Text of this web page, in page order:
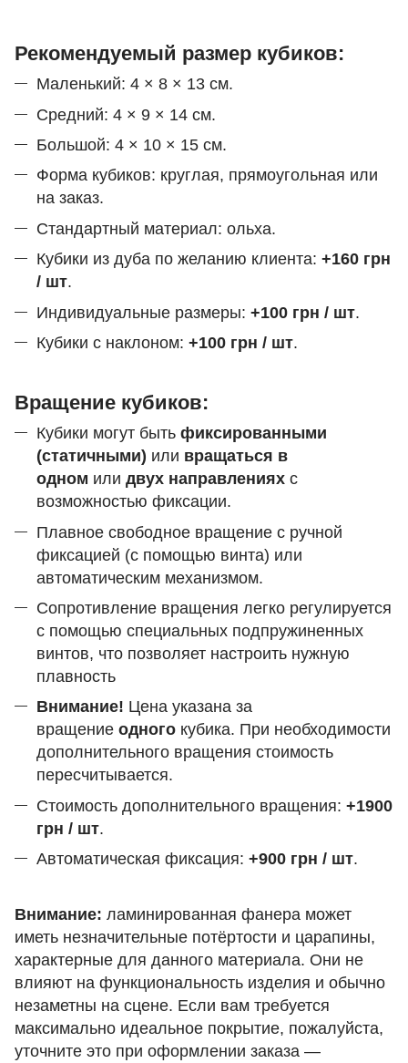
Рекомендуемый размер кубиков:
Маленький: 4 × 8 × 13 см.
Средний: 4 × 9 × 14 см.
Большой: 4 × 10 × 15 см.
Форма кубиков: круглая, прямоугольная или
на заказ.
Стандартный материал: ольха.
Кубики из дуба по желанию клиента: +160 грн
/ шт.
Индивидуальные размеры: +100 грн / шт.
Кубики с наклоном: +100 грн / шт.
Вращение кубиков:
Кубики могут быть фиксированными
(статичными) или вращаться в
одном или двух направлениях с
возможностью фиксации.
Плавное свободное вращение с ручной
фиксацией (с помощью винта) или
автоматическим механизмом.
Сопротивление вращения легко регулируется
с помощью специальных подпружиненных
винтов, что позволяет настроить нужную
плавность
Внимание! Цена указана за
вращение одного кубика. При необходимости
дополнительного вращения стоимость
пересчитывается.
Стоимость дополнительного вращения: +1900
грн / шт.
Автоматическая фиксация: +900 грн / шт.
Внимание: ламинированная фанера может
иметь незначительные потёртости и царапины,
характерные для данного материала. Они не
влияют на функциональность изделия и обычно
незаметны на сцене. Если вам требуется
максимально идеальное покрытие, пожалуйста,
уточните это при оформлении заказа —